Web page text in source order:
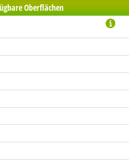
Oberflächen